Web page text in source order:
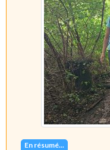
En résumé...